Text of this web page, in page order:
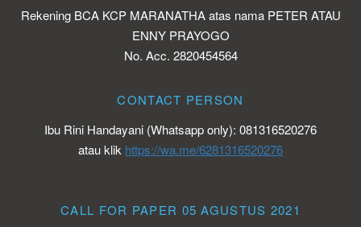
Rekening BCA KCP MARANATHA atas nama PETER ATAU
ENNY PRAYOGO
No. Acc. 2820454564
CONTACT PERSON
Ibu Rini Handayani (Whatsapp only): 081316520276
atau klik https://wa.me/6281316520276
CALL FOR PAPER 05 AGUSTUS 2021